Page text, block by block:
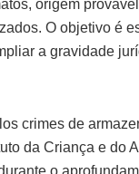
origem
O objetivo é
a gravidade
crimes de
da Criança e do
o